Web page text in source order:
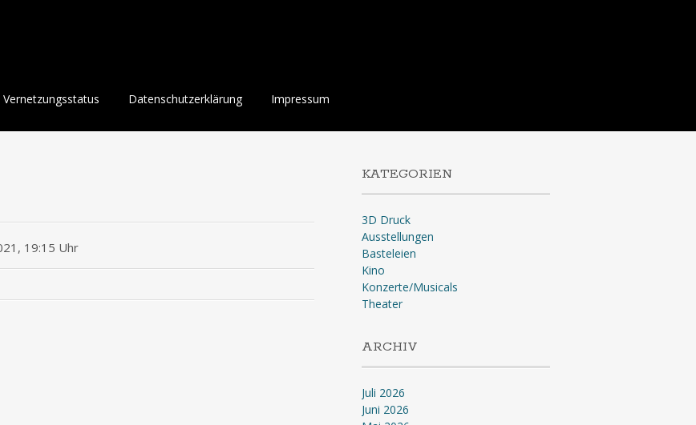
Vernetzungsstatus Datenschutzerklärung Impressum
19:15 Uhr
KATEGORIEN
3D Druck
Ausstellungen
Basteleien
Kino
Konzerte/Musicals
Theater
ARCHIV
Juli 2026
Juni 2026